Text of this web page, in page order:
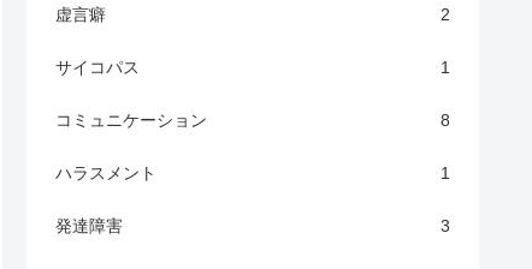
虚言癖 2
サイコパス 1
コミュニケーション 8
ハラスメント 1
発達障害 3